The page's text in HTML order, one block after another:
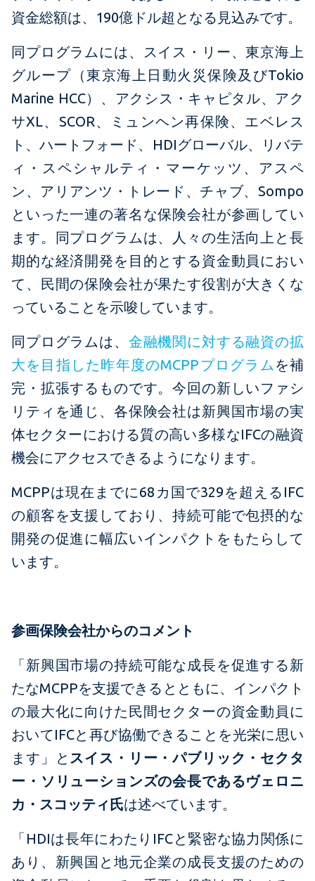
資金総額は、190億ドル超となる見込みです。
同プログラムには、スイス・リー、東京海上
グループ（東京海上日動火災保険及びTokio
Marine HCC）、アクシス・キャピタル、アク
サXL、SCOR、ミュンヘン再保険、エベレス
ト、ハートフォード、HDIグローバル、リバテ
ィ・スペシャルティ・マーケッツ、アスペ
ン、アリアンツ・トレード、チャブ、Sompo
といった一連の著名な保険会社が参画してい
ます。同プログラムは、人々の生活向上と長
期的な経済開発を目的とする資金動員におい
て、民間の保険会社が果たす役割が大きくな
っていることを示唆しています。
同プログラムは、 金融機関に対する融資の拡
大を目指した昨年度のMCPPプログラム を補
完・拡張するものです。今回の新しいファシ
リティを通じ、各保険会社は新興国市場の実
体セクターにおける質の高い多様なIFCの融資
機会にアクセスできるようになります。
MCPPは現在までに68カ国で329を超えるIFC
の顧客を支援しており、持続可能で包摂的な
開発の促進に幅広いインパクトをもたらして
います。
参画保険会社からのコメント
「新興国市場の持続可能な成長を促進する新
たなMCPPを支援できるとともに、インパクト
の最大化に向けた民間セクターの資金動員に
おいてIFCと再び協働できることを光栄に思い
ます」と スイス・リー・パブリック・セクタ
ー・ソリューションズの会長であるヴェロニ
カ・スコッティ氏は述べています。
「HDIは長年にわたりIFCと緊密な協力関係に
あり、新興国と地元企業の成長支援のための